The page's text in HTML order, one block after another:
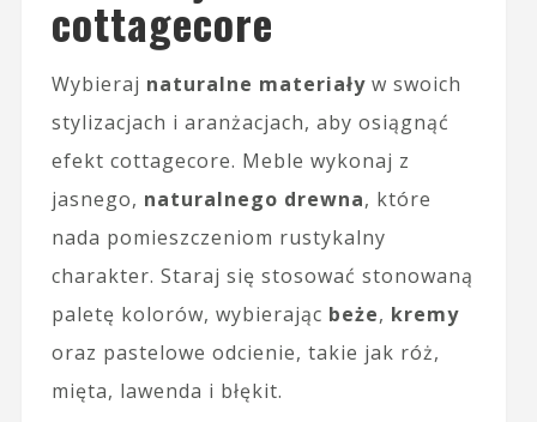
cottagecore
Wybieraj naturalne materiaływ swoich
stylizacjach i aranżacjach, aby osiągnąć
efekt cottagecore. Meble wykonaj z
jasnego, naturalnego drewna, które
nada pomieszczeniom rustykalny
charakter. Staraj się stosować stonowaną
paletę kolorów, wybierając beże, kremy
oraz pastelowe odcienie, takie jak róż,
mięta, lawenda i błękit.